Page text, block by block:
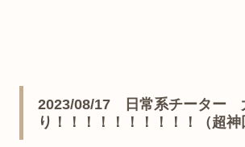
2023/08/17 日常系チーター
り！！！！！！！！！！（超神